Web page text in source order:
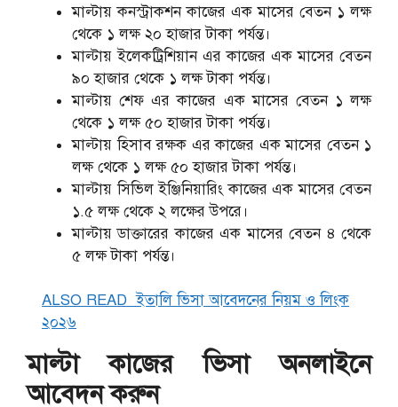
মাল্টায় কনস্ট্রাকশন কাজের এক মাসের বেতন ১ লক্ষ
থেকে ১ লক্ষ ২০ হাজার টাকা পর্যন্ত।
মাল্টায় ইলেকট্রিশিয়ান এর কাজের এক মাসের বেতন
৯০ হাজার থেকে ১ লক্ষ টাকা পর্যন্ত।
মাল্টায় শেফ এর কাজের এক মাসের বেতন ১ লক্ষ
থেকে ১ লক্ষ ৫০ হাজার টাকা পর্যন্ত।
মাল্টায় হিসাব রক্ষক এর কাজের এক মাসের বেতন ১
লক্ষ থেকে ১ লক্ষ ৫০ হাজার টাকা পর্যন্ত।
মাল্টায় সিভিল ইঞ্জিনিয়ারিং কাজের এক মাসের বেতন
১.৫ লক্ষ থেকে ২ লক্ষের উপরে।
মাল্টায় ডাক্তারের কাজের এক মাসের বেতন ৪ থেকে
৫ লক্ষ টাকা পর্যন্ত।
ALSO READ ইতালি ভিসা আবেদনের নিয়ম ও লিংক
২০২৬
মাল্টা কাজের ভিসা অনলাইনে
আবেদন করুন